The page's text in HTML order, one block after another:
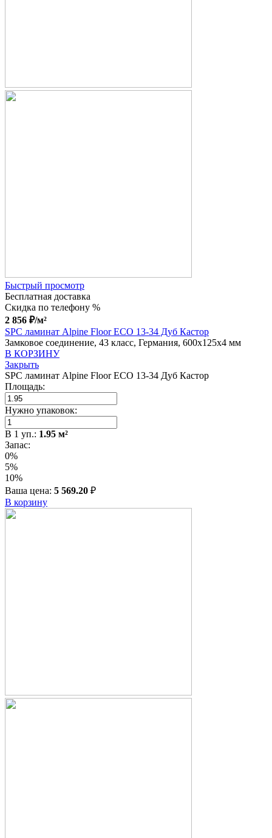
Быстрый просмотр
Бесплатная доставка
Скидка по телефону %
2 856 ₽/м²
SPC ламинат Alpine Floor ECO 13-34 Дуб Кастор
Замковое соединение, 43 класс, Германия, 600x125x4 мм
В КОРЗИНУ
Закрыть
SPC ламинат Alpine Floor ECO 13-34 Дуб Кастор
Площадь:
Нужно упаковок:
В 1 уп.: 1.95 м²
Запас:
0%
5%
10%
Ваша цена: 5 569.20 ₽
В корзину